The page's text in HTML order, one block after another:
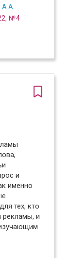
№4
и
именно
тех, кто
рекламы, и